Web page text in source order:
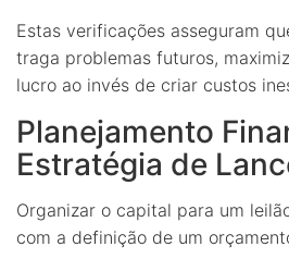
Estas verificações asseguram
traga problemas futuros,
lucro ao invés de criar custos
Planejamento
Estratégia de
Organizar o capital para um
com a definição de um